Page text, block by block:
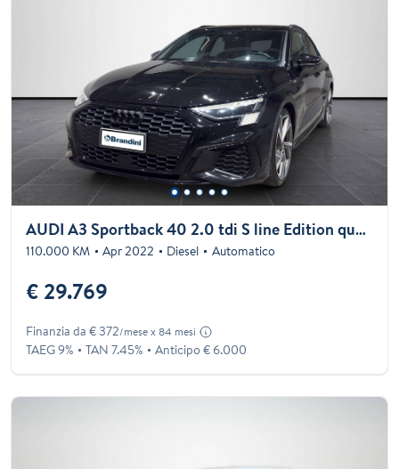
AUDI A3 Sportback 40 2.0 tdi S line Edition quattro s-tronic
110.000 KM Apr 2022 Diesel Automatico
€ 29.769
Finanzia da € 372/mese x 84 mesi
TAEG 9% TAN 7.45% Anticipo € 6.000